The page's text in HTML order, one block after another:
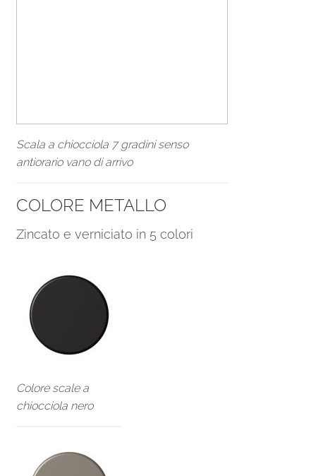
Scala a chiocciola 7 gradini senso
antiorario vano di arrivo
COLORE METALLO
Zincato e verniciato in 5 colori
Colore scale a
chiocciola nero